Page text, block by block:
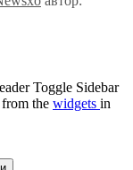
Toggle Sidebar
the widgets in